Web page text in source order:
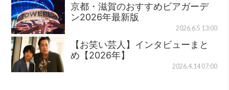
京都・滋賀のおすすめビアガーデ
ン2026年最新版
2026.6.5 13:00
【お笑い芸人】インタビューまと
め【2026年】
2026.4.14 07:00